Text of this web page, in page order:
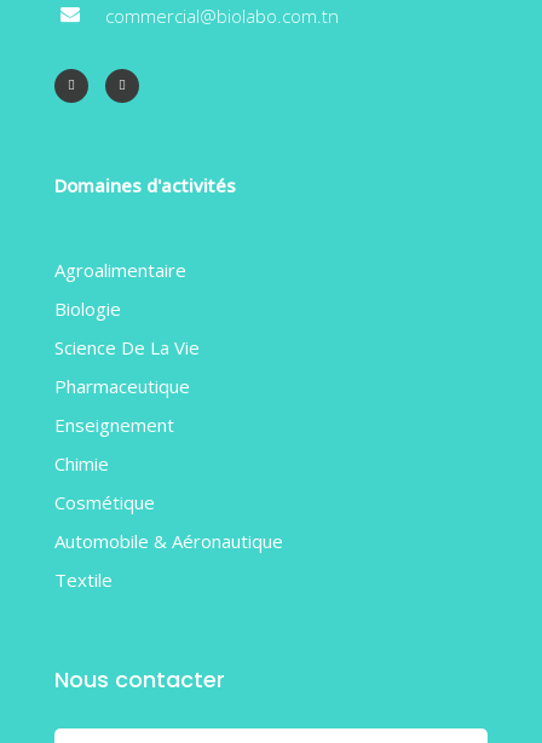
commercial@biolabo.com.tn
Domaines d'activités
Agroalimentaire
Biologie
Science De La Vie
Pharmaceutique
Enseignement
Chimie
Cosmétique
Automobile & Aéronautique
Textile
Nous contacter